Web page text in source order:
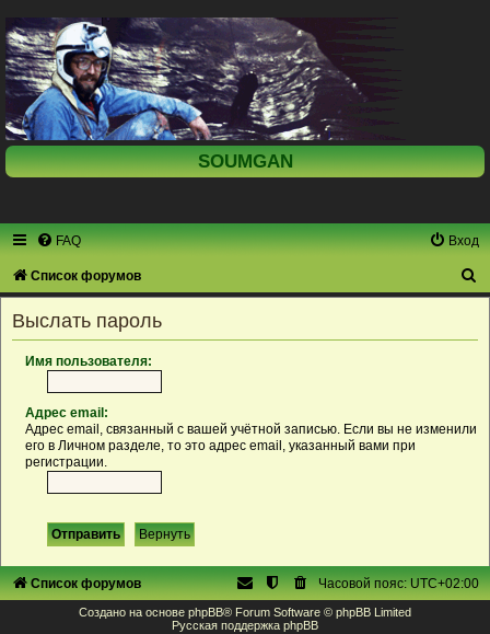
SOUMGAN
FAQ Вход
Список форумов
Выслать пароль
Имя пользователя:
Адрес email:
Адрес email, связанный с вашей учётной записью. Если вы не изменили
его в Личном разделе, то это адрес email, указанный вами при
регистрации.
Список форумов Часовой пояс:UTC+02:00
Создано на основе phpBB® Forum Software © phpBB Limited
Русская поддержка phpBB